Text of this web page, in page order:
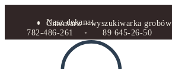
Nasz dekanat
Cmentarz – wyszukiwarka grobów
782-486-261
• 89 645-26-50